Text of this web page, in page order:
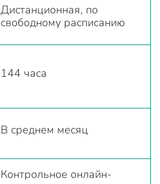
Дистанционная, по
свободному расписанию
144 часа
В среднем месяц
Контрольное онлайн-